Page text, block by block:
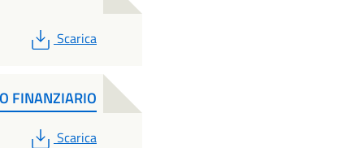
PDF
Scarica
FINANZIARIO
PDF
Scarica